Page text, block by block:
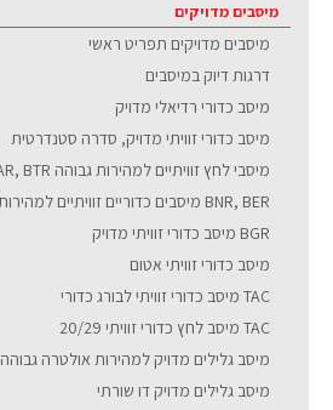
מיסבים מדויקים
מיסבים מדויקים תפריט ראשי
דרגות דיוק במיסבים
מיסב כדורי רדיאלי מדויק
מיסב כדורי זוויתי מדויק, סדרה סטנדרטית
מיסבי לחץ זוויתיים למהירות גבוהה BAR, BTR
BNR, BER מיסבים כדוריים זוויתיים למהירות אולטרה גבוהה
BGR מיסב כדורי זוויתי מדויק
מיסב כדורי זוויתי אטום
TAC מיסב כדורי זוויתי לבורג כדורי
TAC מיסב לחץ כדורי זוויתי 20/29
מיסב גלילים מדויק למהירות אולטרה גבוהה
מיסב גלילים מדויק דו שורתי